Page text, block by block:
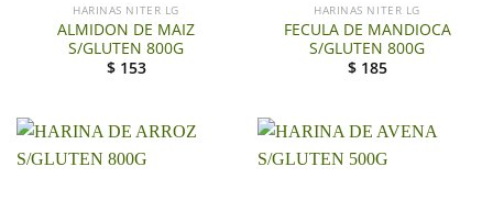
HARINAS NITER LG
ALMIDON DE MAIZ
S/GLUTEN 800G
$ 153
HARINAS NITER LG
FECULA DE MANDIOCA
S/GLUTEN 800G
$ 185